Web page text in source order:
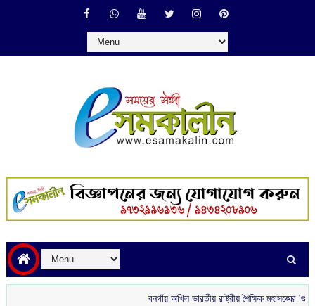
বনগাঁয় অখিল ভারতীয় রাষ্ট্রীয় শৈক্ষিক মহাসঙ্ঘের ‘গুরু বন্দন’